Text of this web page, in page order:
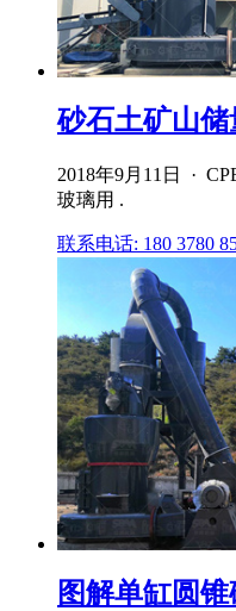
砂石土矿山
2018年9月11日 ·
玻璃用 .
联系电话: 180 3780
图解单缸圆